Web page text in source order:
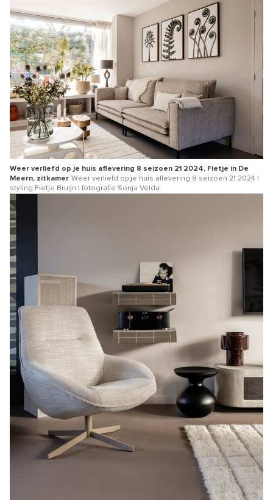
Weer verliefd op je huis aflevering 8 seizoen 21 2024, Fietje in De
Meern, zitkamer Weer verliefd op je huis aflevering 8 seizoen 21 2024 |
styling Fietje Bruijn | fotografie Sonja Velda